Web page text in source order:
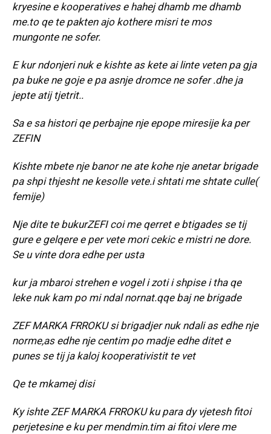
kryesine e kooperatives e hahej dhamb me dhamb
me.to qe te pakten ajo kothere misri te mos
mungonte ne sofer.
E kur ndonjeri nuk e kishte as kete ai linte veten pa gja
pa buke ne goje e pa asnje dromce ne sofer .dhe ja
jepte atij tjetrit..
Sa e sa histori qe perbajne nje epope miresije ka per
ZEFIN
Kishte mbete nje banor ne ate kohe nje anetar brigade
pa shpi thjesht ne kesolle vete.i shtati me shtate culle(
femije)
Nje dite te bukurZEFI coi me qerret e btigades se tij
gure e gelqere e per vete mori cekic e mistri ne dore.
Se u vinte dora edhe per usta
kur ja mbaroi strehen e vogel i zoti i shpise i tha qe
leke nuk kam po mi ndal nornat.qqe baj ne brigade
ZEF MARKA FRROKU si brigadjer nuk ndali as edhe nje
norme,as edhe nje centim po madje edhe ditet e
punes se tij ja kaloj kooperativistit te vet
Qe te mkamej disi
Ky ishte ZEF MARKA FRROKU ku para dy vjetesh fitoi
perjetesine e ku per mendmin.tim ai fitoi vlere me